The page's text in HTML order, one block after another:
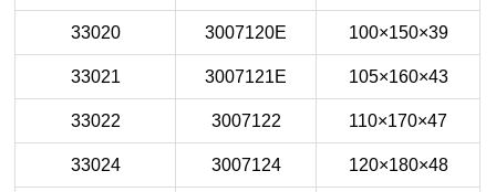
33020 3007120E 100×150×39
33021 3007121E 105×160×43
33022 3007122 110×170×47
33024 3007124 120×180×48